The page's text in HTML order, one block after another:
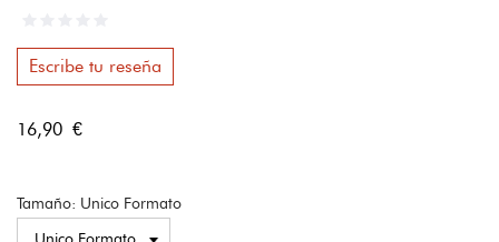
Escribe tu reseña
16,90 €
Tamaño: Unico Formato